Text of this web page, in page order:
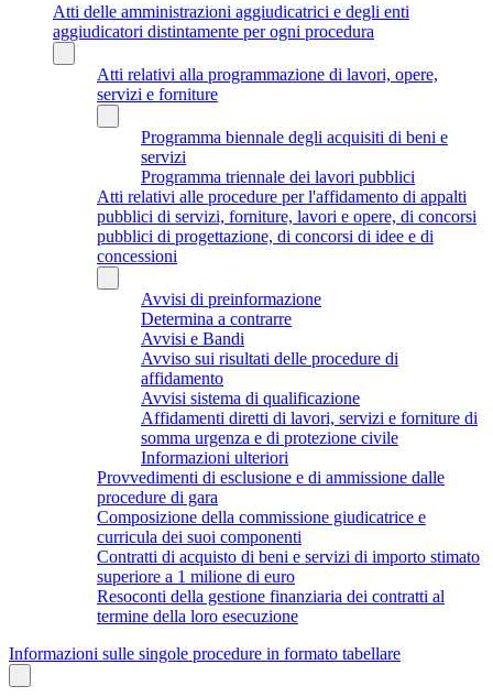
Atti delle amministrazioni aggiudicatrici e degli enti
aggiudicatori distintamente per ogni procedura
Atti relativi alla programmazione di lavori, opere,
servizi e forniture
Programma biennale degli acquisiti di beni e
servizi
Programma triennale dei lavori pubblici
Atti relativi alle procedure per l'affidamento di appalti
pubblici di servizi, forniture, lavori e opere, di concorsi
pubblici di progettazione, di concorsi di idee e di
concessioni
Avvisi di preinformazione
Determina a contrarre
Avvisi e Bandi
Avviso sui risultati delle procedure di
affidamento
Avvisi sistema di qualificazione
Affidamenti diretti di lavori, servizi e forniture di
somma urgenza e di protezione civile
Informazioni ulteriori
Provvedimenti di esclusione e di ammissione dalle
procedure di gara
Composizione della commissione giudicatrice e
curricula dei suoi componenti
Contratti di acquisto di beni e servizi di importo stimato
superiore a 1 milione di euro
Resoconti della gestione finanziaria dei contratti al
termine della loro esecuzione
Informazioni sulle singole procedure in formato tabellare